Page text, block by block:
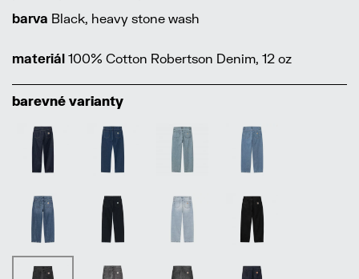
barva Black, heavy stone wash
materiál 100% Cotton Robertson Denim, 12 oz
barevné varianty